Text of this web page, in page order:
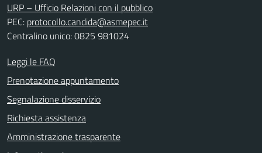
URP – Ufficio Relazioni con il pubblico
PEC: protocollo.candida@asmepec.it
Centralino unico: 0825 981024
Leggi le FAQ
Prenotazione appuntamento
Segnalazione disservizio
Richiesta assistenza
Amministrazione trasparente